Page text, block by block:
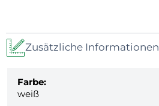
Zusätzliche Informationen
Farbe:
weiß